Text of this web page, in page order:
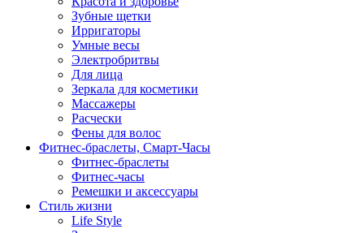
Зубные щетки
Ирригаторы
Умные весы
Электробритвы
Для лица
Зеркала для косметики
Массажеры
Расчески
Фены для волос
Фитнес-браслеты, Смарт-Часы
Фитнес-браслеты
Фитнес-часы
Ремешки и аксессуары
Стиль жизни
Life Style